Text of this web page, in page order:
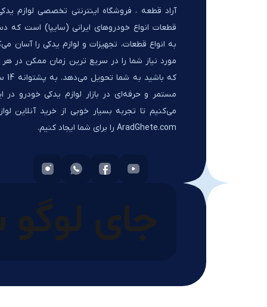
آراد قطعه ، فروشگاه اینترنتی تخصصی لوازم
قطعات انواع خودروهای ایرانی (سایپا) است که
به انواع قطعات، تجهیزات و لوازم یدکی را آسان
مورد نیاز شما را در سریع ترین زمان ممکن در هر
که
مستمر و حرفه‌ای در بازار لوازم یدکی خودرو در
می‌کنیم تا تجربه بسیار خوبی از خرید آنلاین
AradGhete.com را برای شما ایجاد کنیم.